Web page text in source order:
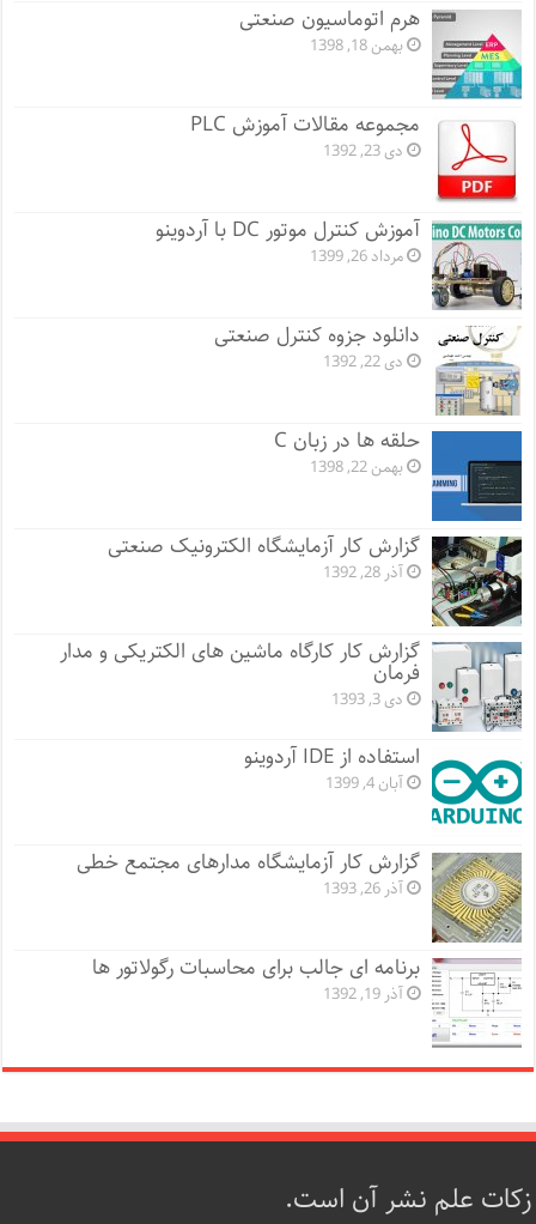
هرم اتوماسیون صنعتی
بهمن 18, 1398
مجموعه مقالات آموزش PLC
دی 23, 1392
آموزش کنترل موتور DC با آردوینو
مرداد 26, 1399
دانلود جزوه کنترل صنعتی
دی 22, 1392
حلقه ها در زبان C
بهمن 22, 1398
گزارش کار آزمایشگاه الکترونیک صنعتی
آذر 28, 1392
گزارش کار کارگاه ماشین های الکتریکی و مدار
فرمان
دی 3, 1393
استفاده از IDE آردوینو
آبان 4, 1399
گزارش کار آزمایشگاه مدارهای مجتمع خطی
آذر 26, 1393
برنامه ای جالب برای محاسبات رگولاتور ها
آذر 19, 1392
زکات علم نشر آن است.